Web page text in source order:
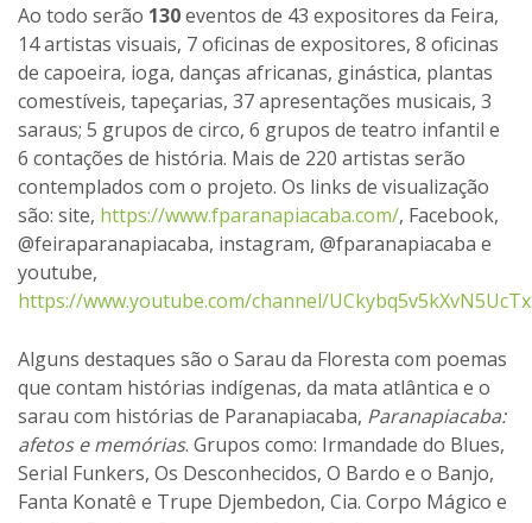
Ao todo serão 130eventos de 43 expositores da Feira,
14 artistas visuais, 7 oficinas de expositores, 8 oficinas
de capoeira, ioga, danças africanas, ginástica, plantas
comestíveis, tapeçarias, 37 apresentações musicais, 3
saraus; 5 grupos de circo, 6 grupos de teatro infantil e
6 contações de história. Mais de 220 artistas serão
contemplados com o projeto. Os links de visualização
são: site, https://www.fparanapiacaba.com/, Facebook,
@feiraparanapiacaba, instagram, @fparanapiacaba e
youtube,
https://www.youtube.com/channel/
Alguns destaques são o Sarau da Floresta com poemas
que contam histórias indígenas, da mata atlântica e o
sarau com histórias de Paranapiacaba, Paranapiacaba:
afetos e memórias. Grupos como: Irmandade do Blues,
Serial Funkers, Os Desconhecidos, O Bardo e o Banjo,
Fanta Konatê e Trupe Djembedon, Cia. Corpo Mágico e